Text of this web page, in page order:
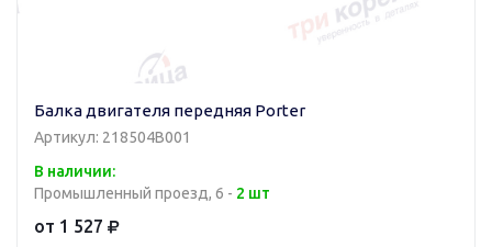
Балка двигателя передняя Porter
Артикул: 218504B001
В наличии:
Промышленный проезд, 6 - 2 шт
от 1 527